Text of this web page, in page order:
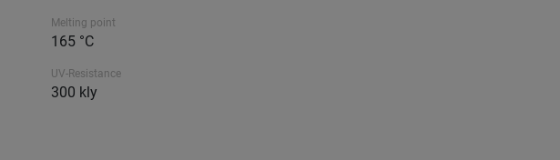
Melting point
165 °C
UV-Resistance
300 kly